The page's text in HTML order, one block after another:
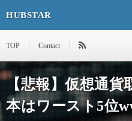
HUBSTAR
TOP Contact
【悲報】仮想通貨
本はワースト5位